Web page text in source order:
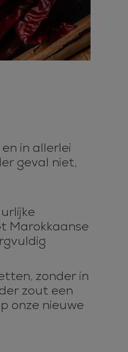
in allerlei
geval niet,
Marokkaanse
zonder in
zout een
onze nieuwe